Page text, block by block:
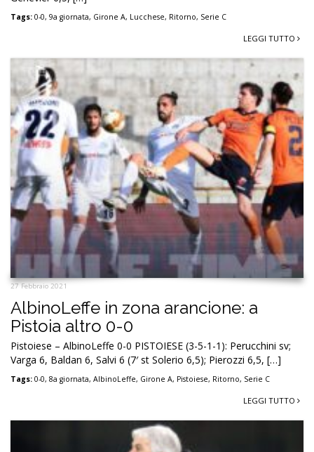
Tags: 0-0, 9a giornata, Girone A, Lucchese, Ritorno, Serie C
LEGGI TUTTO
27 Febbraio 2021
AlbinoLeffe in zona arancione: a
Pistoia altro 0-0
Pistoiese – AlbinoLeffe 0-0 PISTOIESE (3-5-1-1): Perucchini sv;
Varga 6, Baldan 6, Salvi 6 (7′ st Solerio 6,5); Pierozzi 6,5, […]
Tags: 0-0, 8a giornata, AlbinoLeffe, Girone A, Pistoiese, Ritorno, Serie C
LEGGI TUTTO